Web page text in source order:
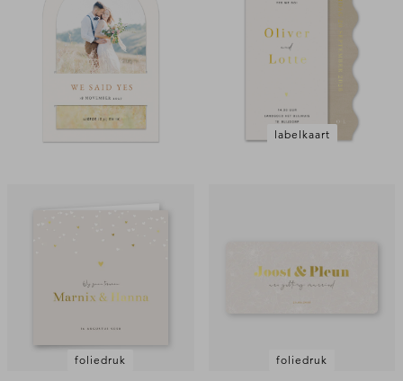
labelkaart
foliedruk foliedruk